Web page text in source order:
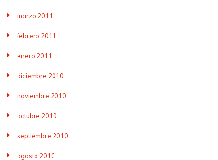
marzo 2011
febrero 2011
enero 2011
diciembre 2010
noviembre 2010
octubre 2010
septiembre 2010
agosto 2010